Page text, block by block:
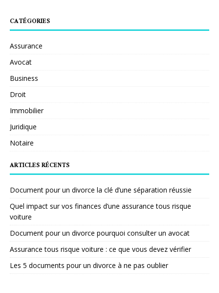
CATÉGORIES
Assurance
Avocat
Business
Droit
Immobilier
Juridique
Notaire
ARTICLES RÉCENTS
Document pour un divorce la clé d’une séparation réussie
Quel impact sur vos finances d’une assurance tous risque
voiture
Document pour un divorce pourquoi consulter un avocat
Assurance tous risque voiture : ce que vous devez vérifier
Les 5 documents pour un divorce à ne pas oublier